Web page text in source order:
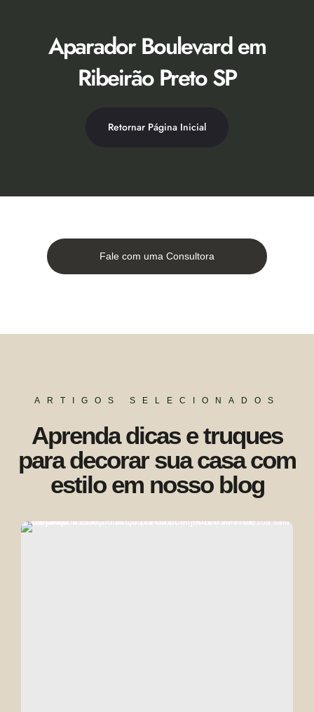
Aparador Boulevard em
Ribeirão Preto SP
Retornar Página Inicial
Fale com uma Consultora
ARTIGOS SELECIONADOS
Aprenda dicas e truques
para decorar sua casa com
estilo em nosso blog